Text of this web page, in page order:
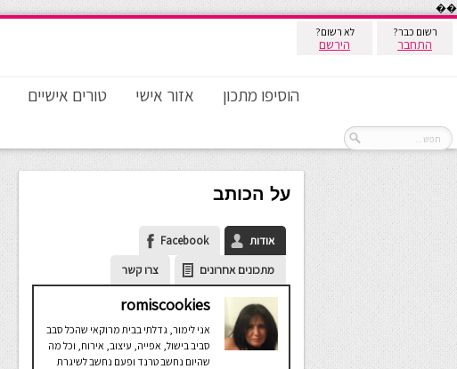
��
רשום כבר?
התחבר
לא רשום?
הירשם
הוסיפו מתכון אזור אישי טורים אישיים
על הכותב
אודות
Facebook
מתכונים אחרונים
צרו קשר
romiscookies
אני לימור, גדלתי בבית מרוקאי שהכל סבב
סביב בישול, אפייה, עיצוב, אירוח, וכל מה
שהיום נחשב טרנד ופעם נחשב לשיגרת